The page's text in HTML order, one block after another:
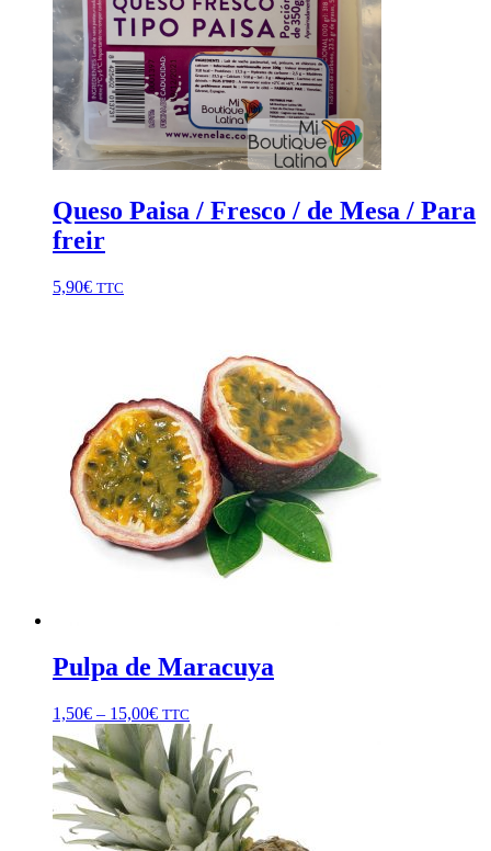
Queso Paisa / Fresco / de Mesa / Para
freir
5,90€ TTC
Pulpa de Maracuya
1,50€ – 15,00€ TTC